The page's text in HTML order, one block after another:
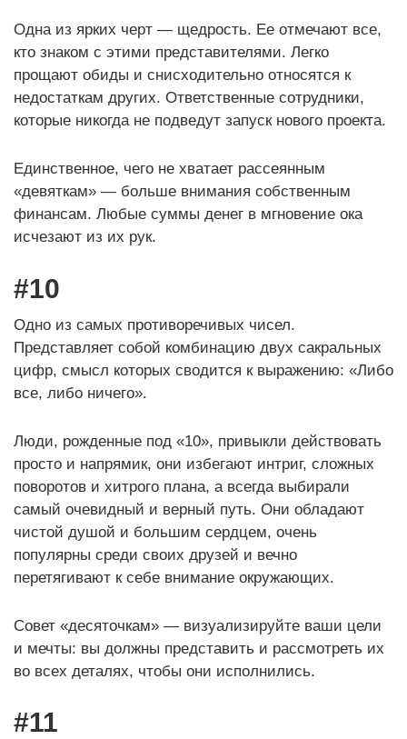
Одна из ярких черт — щедрость. Ее отмечают все,
кто знаком с этими представителями. Легко
прощают обиды и снисходительно относятся к
недостаткам других. Ответственные сотрудники,
которые никогда не подведут запуск нового проекта.
Единственное, чего не хватает рассеянным
«девяткам» — больше внимания собственным
финансам. Любые суммы денег в мгновение ока
исчезают из их рук.
#10
Одно из самых противоречивых чисел.
Представляет собой комбинацию двух сакральных
цифр, смысл которых сводится к выражению: «Либо
все, либо ничего».
Люди, рожденные под «10», привыкли действовать
просто и напрямик, они избегают интриг, сложных
поворотов и хитрого плана, а всегда выбирали
самый очевидный и верный путь. Они обладают
чистой душой и большим сердцем, очень
популярны среди своих друзей и вечно
перетягивают к себе внимание окружающих.
Совет «десяточкам» — визуализируйте ваши цели
и мечты: вы должны представить и рассмотреть их
во всех деталях, чтобы они исполнились.
#11